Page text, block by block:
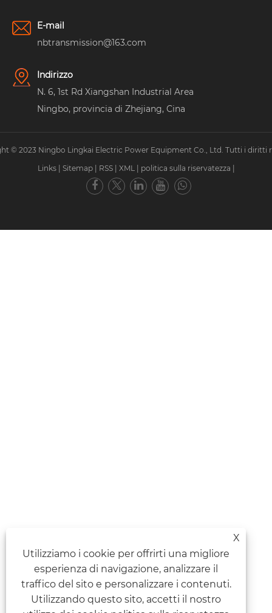
E-mail
nbtransmission@163.com
Indirizzo
N. 6, 1st Rd Xiangshan Industrial Area
Ningbo, provincia di Zhejiang, Cina
© 2023 Ningbo Lingkai Electric Power Equipment Co., Ltd. Tutti i diritti
Links
Sitemap RSS XML politica sulla riservatezza
X
Utilizziamo i cookie per offrirti una migliore
esperienza di navigazione, analizzare il
traffico del sito e personalizzare i contenuti.
Utilizzando questo sito, accetti il ​​nostro